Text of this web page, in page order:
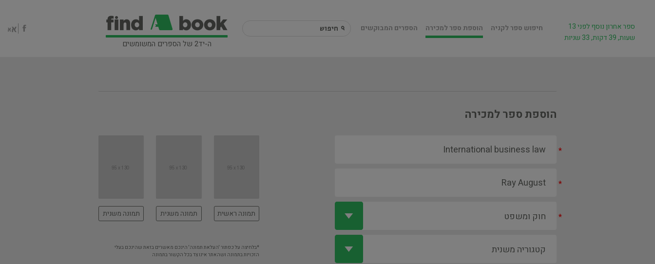
ה-יד2 של הספרים המשומשים
חיפוש ספר לקניה הוספת ספר למכירה הספרים המבוקשים
ספר אחרון נוסף לפני 13
שעות, 39 דקות, 33 שניות
הוספת ספר למכירה
*
*
* תמונה ראשית תמונה משנית תמונה משנית
*בלחיצה על כפתור 'העלאת תמונה' הינכם מאשרים בזאת שהינכם בעלי
הזכויות בתמונה ושהאתר אינו צד בכל הקשור בתמונה